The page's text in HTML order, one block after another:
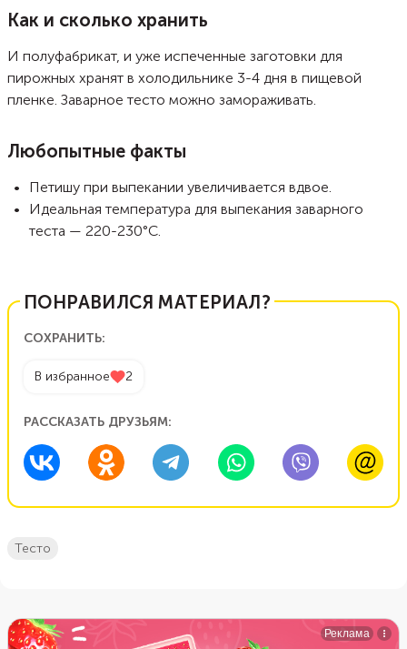
Как и сколько хранить
И полуфабрикат, и уже испеченные заготовки для
пирожных хранят в холодильнике 3-4 дня в пищевой
пленке. Заварное тесто можно замораживать.
Любопытные факты
Петишу при выпекании увеличивается вдвое.
Идеальная температура для выпекания заварного
теста — 220-230°С.
ПОНРАВИЛСЯ МАТЕРИАЛ?
СОХРАНИТЬ:
В избранное 2
РАССКАЗАТЬ ДРУЗЬЯМ:
тесто